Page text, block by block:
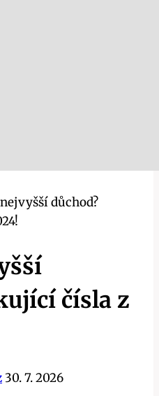
důchod?
čísla z
30. 7. 2026